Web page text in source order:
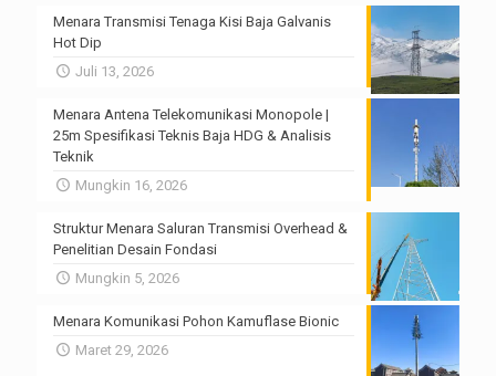
Menara Transmisi Tenaga Kisi Baja Galvanis
Hot Dip
Juli 13, 2026
Menara Antena Telekomunikasi Monopole |
25m Spesifikasi Teknis Baja HDG & Analisis
Teknik
Mungkin 16, 2026
Struktur Menara Saluran Transmisi Overhead &
Penelitian Desain Fondasi
Mungkin 5, 2026
Menara Komunikasi Pohon Kamuflase Bionic
Maret 29, 2026